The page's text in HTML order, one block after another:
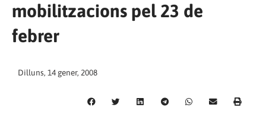
mobilitzacions pel 23 de
febrer
Dilluns, 14 gener, 2008